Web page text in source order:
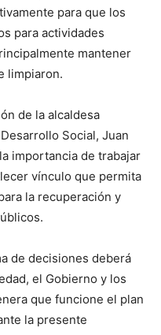
para que los
para actividades
mantener
limpiaron.
de la alcaldesa
Social, Juan
importancia de trabajar
vínculo que permita
la recuperación y
de decisiones deberá
el Gobierno y los
que funcione el plan
la presente